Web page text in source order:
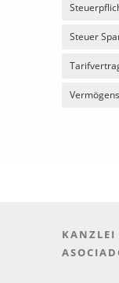
Steuer
KANZLEI